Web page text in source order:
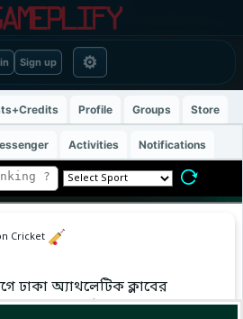
Sign up ⚙
Profile Groups Store
Activities Notifications
Cricket
ঢাকা অ্যাথলেটিক ক্লাবের
হুমায়রা মুর্তজা।